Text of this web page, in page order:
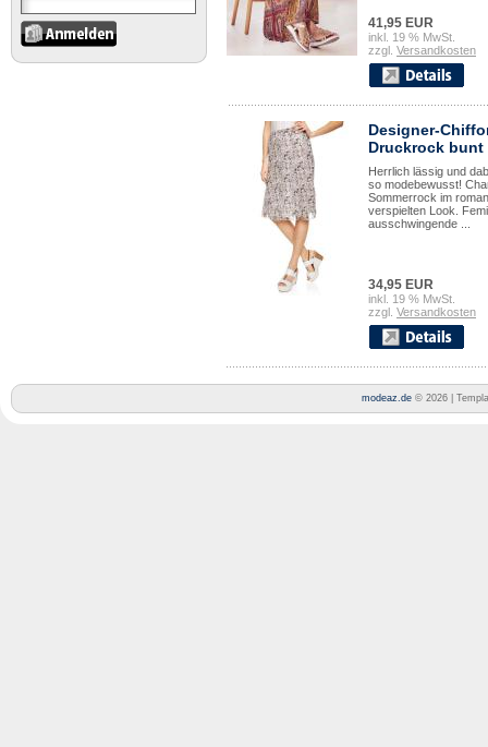
41,95 EUR
inkl. 19 % MwSt.
zzgl. Versandkosten
Designer-
Druckrock bunt
Herrlich lässig und
so modebewusst!
Sommerrock im
verspielten Look.
ausschwingende ...
34,95 EUR
inkl. 19 % MwSt.
zzgl. Versandkosten
modeaz.de © 2026 |